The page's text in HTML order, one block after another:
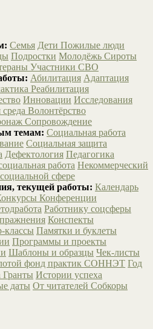
Семья Дети Пожилые люди
Подростки Молодёжь Сироты
Участники СВО
Абилитация Адаптация
Реабилитация
Инновации Исследования
Волонтёрство
Сопровождение
темам: Социальная работа
Социальная защита
Дефектология Педагогика
работа Некоммерческий
сфере
текущей работы: Календарь
Конференции
Работнику соцсферы
Конспекты
классы Памятки и буклеты
Программы и проекты
Шаблоны и образцы Чек-листы
фонд практик СОННЭТ Год
Гранты Истории успеха
даты От читателей Собкоры